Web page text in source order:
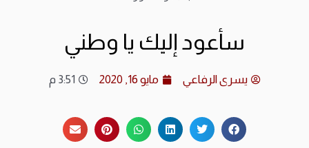
سأعود إليك يا وطني
يسرى الرفاعي مايو 16, 2020 3:51 م